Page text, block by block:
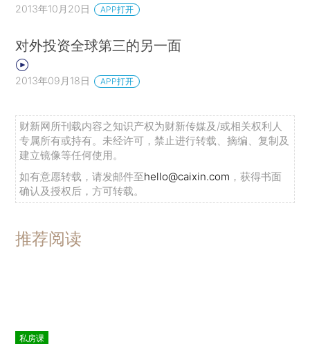
2013年10月20日 APP打开
对外投资全球第三的另一面
2013年09月18日 APP打开
财新网所刊载内容之知识产权为财新传媒及/或相关权利人
专属所有或持有。未经许可，禁止进行转载、摘编、复制及
建立镜像等任何使用。
如有意愿转载，请发邮件至hello@caixin.com ，获得书面
确认及授权后，方可转载。
推荐阅读
私房课